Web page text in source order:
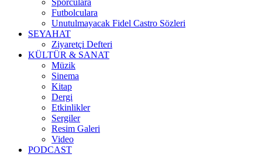
Sporculara
Futbolculara
Unutulmayacak Fidel Castro Sözleri
SEYAHAT
Ziyaretçi Defteri
KÜLTÜR & SANAT
Müzik
Sinema
Kitap
Dergi
Etkinlikler
Sergiler
Resim Galeri
Video
PODCAST